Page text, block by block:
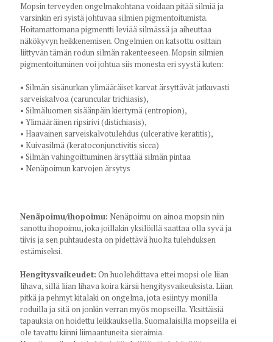
Mopsin terveyden ongelmakohtana voidaan pitää silmiä ja
varsinkin eri syistä johtuvaa silmien pigmentoitumista.
Hoitamattomana pigmentti leviää silmässä ja aiheuttaa
näkökyvyn heikkenemisen. Ongelmien on katsottu osittain
liittyvän tämän rodun silmän rakenteeseen. Mopsin silmien
pigmentoituminen voi johtua siis monesta eri syystä kuten:
• Silmän sisänurkan ylimääräiset karvat ärsyttävät jatkuvasti
sarveiskalvoa (caruncular trichiasis),
• Silmäluomen sisäänpäin kiertymä (entropion),
• Ylimääräinen ripsirivi (distichiasis),
• Haavainen sarveiskalvotulehdus (ulcerative keratitis),
• Kuivasilmä (keratoconjunctivitis sicca)
• Silmän vahingoittuminen ärsyttää silmän pintaa
• Nenäpoimun karvojen ärsytys
Nenäpoimu/ihopoimu: Nenäpoimu on ainoa mopsin niin
sanottu ihopoimu, joka joillakin yksilöillä saattaa olla syvä ja
tiivis ja sen puhtaudesta on pidettävä huolta tulehduksen
estämiseksi.
Hengitysvaikeudet: On huolehdittava ettei mopsi ole liian
lihava, sillä liian lihava koira kärsii hengitysvaikeuksista. Liian
pitkä ja pehmyt kitalaki on ongelma, jota esiintyy monilla
roduilla ja sitä on jonkin verran myös mopseilla. Yksittäisiä
tapauksia on hoidettu leikkauksella. Suomalaisilla mopseilla ei
ole tavattu kiinni liimaantuneita sieraimia.